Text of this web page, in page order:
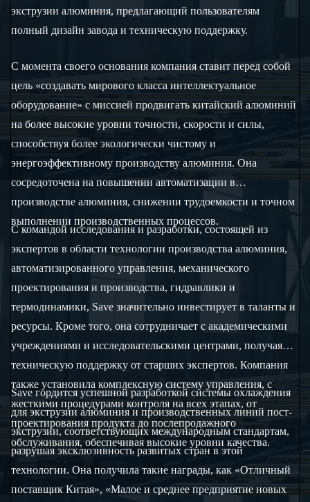
экструзии алюминия, предлагающий пользователям
полный дизайн завода и техническую поддержку.
С момента своего основания компания ставит перед собой
цель «создавать мирового класса интеллектуальное
оборудование» с миссией продвигать китайский алюминий
на более высокие уровни точности, скорости и силы,
способствуя более экологически чистому и
энергоэффективному производству алюминия. Она
сосредоточена на повышении автоматизации в
производстве алюминия, снижении трудоемкости и точном
выполнении производственных процессов.
С командой исследования и разработки, состоящей из
экспертов в области технологии производства алюминия,
автоматизированного управления, механического
проектирования и производства, гидравлики и
термодинамики, Save значительно инвестирует в таланты и
ресурсы. Кроме того, она сотрудничает с академическими
учреждениями и исследовательскими центрами, получая
техническую поддержку от старших экспертов. Компания
также установила комплексную систему управления, с
жесткими процедурами контроля на всех этапах, от
проектирования продукта до послепродажного
обслуживания, обеспечивая высокие уровни качества.
Save гордится успешной разработкой системы охлаждения
для экструзии алюминия и производственных линий пост-
экструзии, соответствующих международным стандартам,
разрушая эксклюзивность развитых стран в этой
технологии. Она получила такие награды, как «Отличный
поставщик Китая», «Малое и среднее предприятие новых